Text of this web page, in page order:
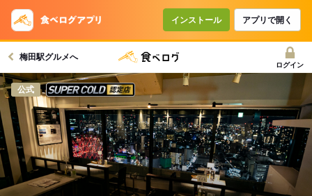
インストール アプリで開く
梅田駅グルメへ
ログイン
公式 スーパードライ SUPER COLD認定店